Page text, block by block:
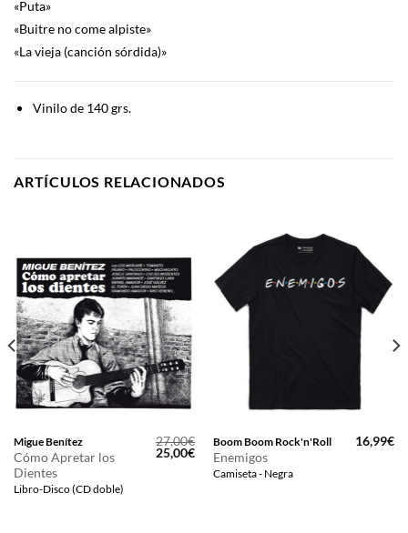
«Puta»
«Buitre no come alpiste»
«La vieja (canción sórdida)»
Vinilo de 140 grs.
ARTÍCULOS RELACIONADOS
Migue Benítez
Cómo Apretar los
Dientes
Libro-Disco (CD doble)
27,00€
El
precio
25,00€El
precio
actual
Boom Boom Rock'n'Roll
Enemigos
Camiseta - Negra
16,99€